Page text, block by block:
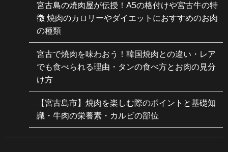
宮古島の焼肉屋が伝授！A5の格付けや宮古牛の特
徴 焼肉のカロリーやダイエットにおすすめのお肉
の種類
宮古で焼肉を味わおう！韓国焼肉との違い・レア
でも食べられる理由・タンの食べ方とお肉の見分
け方
【宮古島市】焼肉を楽しむ際のポイントと基礎知
識・牛肉の栄養素・カルビの部位